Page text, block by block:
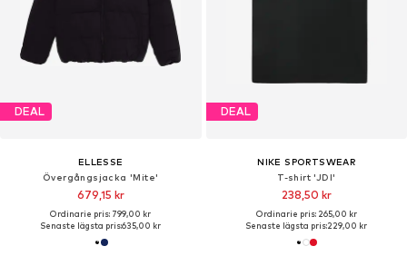
DEAL
ELLESSE
Övergångsjacka 'Mite'
679,15 kr
Ordinarie pris: 799,00 kr
Senaste lägsta pris:635,00 kr
DEAL
NIKE SPORTSWEAR
T-shirt 'JDI'
238,50 kr
Ordinarie pris: 265,00 kr
Senaste lägsta pris:229,00 kr